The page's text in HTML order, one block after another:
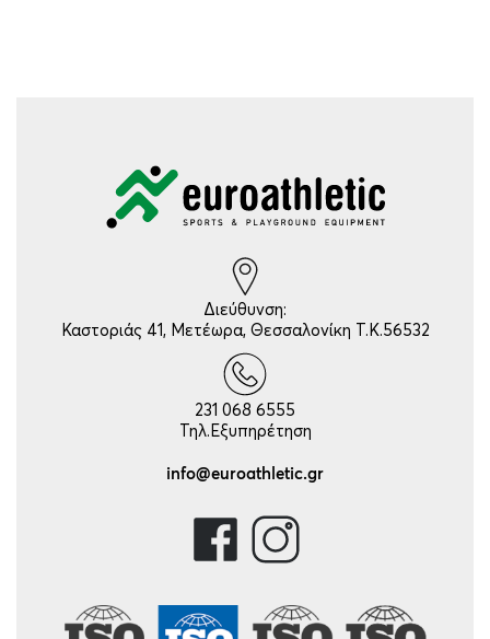
Διεύθυνση:
Καστοριάς 41, Μετέωρα, Θεσσαλονίκη Τ.Κ.56532
231 068 6555
Τηλ.Εξυπηρέτηση
info@euroathletic.gr